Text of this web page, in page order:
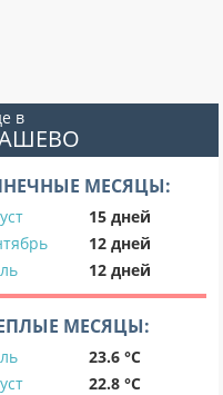
в
МЕСЯЦЫ:
15 дней
12 дней
12 дней
МЕСЯЦЫ:
23.6 °C
22.8 °C